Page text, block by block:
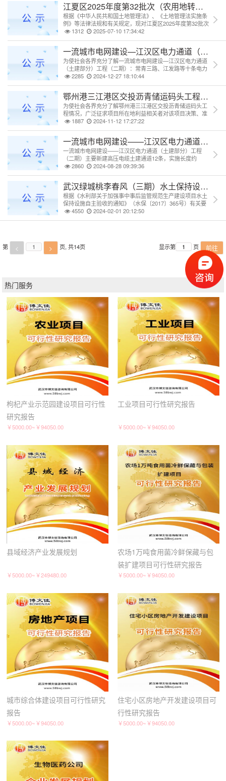
江夏区2025年度第32批次（农用地转用）建
根据《中华人民共和国土地管理法》、《土地管理法实施条
例》等法律法规和有关规定，现对江夏区2025年度第32批次
（农用地转用）建设用地项目集体土地农用地转用社会稳定
风险评估进行公示，征求公众对该项目社会稳定风险评估的
意见和建议。
1312 2025-07-10 17:34:42
一流城市电网建设—江汉区电力通道（土建
为使社会各界充分了解一流城市电网建设—江汉区电力通道
（土建部分）工程（二期）：常青三路、江发路等十条电力
通道工程情况，广泛征求项目所在地利益相关者对该项目决
策、准备、施工和运营阶段社会稳定风险方面的意见和诉
求，根据《国家发展改革委重大固定资产投资项目社会稳定
风险评估暂行办法》及湖北省有关开展社会稳定风险评估的
要求，现将该项目的基本情况及所涉及的内容进行公示，并
征求群众意见。
2285 2024-12-27 18:10:44
鄂州港三江港区交投沥青储运码头工程社会
为使社会各界充分了解鄂州港三江港区交投沥青储运码头工
程情况，广泛征求项目所在地利益相关者对该项目决策、准
备、施工和运营阶段社会稳定风险方面的意见和诉求，根据
《国家发展改革委重大固定资产投资项目社会稳定风险评估
暂行办法》及湖北省有关开展社会稳定风险评估的要求，现
将该项目的基本情况及所涉及的内容进行公示，并征求群众
意见。
1887 2024-11-12 17:27:22
一流城市电网建设——江汉区电力通道（土建
一流城市电网建设——江汉区电力通道（土建部分）工程
（二期）主要新建高压电缆土建通道12条，实施长度约
10.12km，包括电缆通道土建部分（不包含通道内部电缆及
与电缆相关的配套设施设计），建设内容包括土建本体、通
风、给排水、照明、供配电（含槽盒）、消防、电缆接地及
支架等。本次拟实施其中2条，路径总长约1.86km，
2860 2024-08-28 09:39:36
武汉绿城桃李春风（三期）水土保持设施验
根据《水利部关于加强事中事后监管规范生产建设项目水土
保持设施自主验收的通知》（水保〔2017〕365号）有关要
求，武汉绿城建发房地产有限公司于2023年12月5日主持召
开了武汉绿城桃李春风（三期）水土保持设施验收会议，验
询有限公司等单位的代表及特邀专家组成，竣工验收结论
为：通过验收。现将相关验收
4550 2024-02-01 20:12:50
第 < > 页, 共14页 显示第 页 前往
热门服务
枸杞产业示范园建设项目可行性
研究报告
￥5000.00~￥94050.00
工业项目可行性研究报告
￥5000.00~￥94050.00
县域经济产业发展规划
￥5000.00~￥249480.00
农场1万吨食用菌冷鲜保藏与包
装扩建项目可行性研究报告
￥5000.00~￥94050.00
城市综合体建设项目可行性研究
报告
￥5000.00~￥94050.00
住宅小区房地产开发建设项目可
行性研究报告
￥5000.00~￥94050.00